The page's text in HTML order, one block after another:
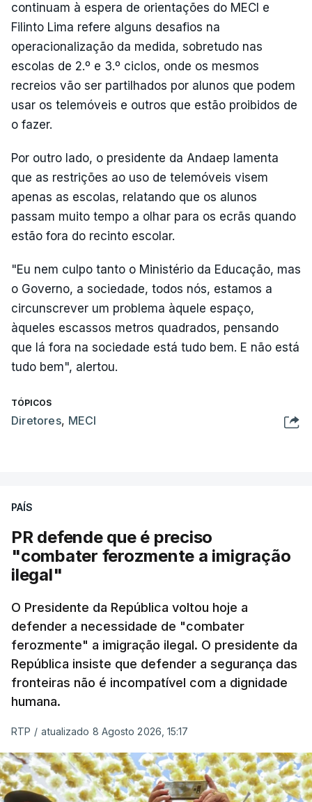
continuam à espera de orientações do MECI e
Filinto Lima refere alguns desafios na
operacionalização da medida, sobretudo nas
escolas de 2.º e 3.º ciclos, onde os mesmos
recreios vão ser partilhados por alunos que podem
usar os telemóveis e outros que estão proibidos de
o fazer.
Por outro lado, o presidente da Andaep lamenta
que as restrições ao uso de telemóveis visem
apenas as escolas, relatando que os alunos
passam muito tempo a olhar para os ecrãs quando
estão fora do recinto escolar.
"Eu nem culpo tanto o Ministério da Educação, mas
o Governo, a sociedade, todos nós, estamos a
circunscrever um problema àquele espaço,
àqueles escassos metros quadrados, pensando
que lá fora na sociedade está tudo bem. E não está
tudo bem", alertou.
TÓPICOS
Diretores, MECI
PAÍS
PR defende que é preciso
"combater ferozmente a imigração
ilegal"
O Presidente da República voltou hoje a
defender a necessidade de "combater
ferozmente" a imigração ilegal. O presidente da
República insiste que defender a segurança das
fronteiras não é incompatível com a dignidade
humana.
RTP / atualizado 8 Agosto 2026, 15:17